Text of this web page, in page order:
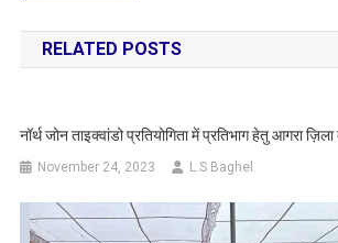
navigation
RELATED POSTS
नॉर्थ जोन ताइक्वांडो प्रतियोगिता में प्रतिभाग हेतु आगरा ज़िला
November 24, 2023 L.S Baghel